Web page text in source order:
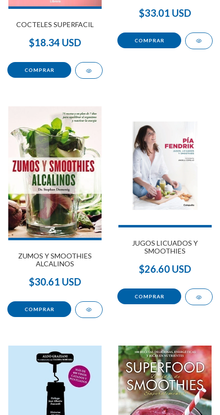
COCTELES SUPERFACIL
$18.34 USD
$33.01 USD
ZUMOS Y SMOOTHIES
ALCALINOS
$30.61 USD
JUGOS LICUADOS Y
SMOOTHIES
$26.60 USD